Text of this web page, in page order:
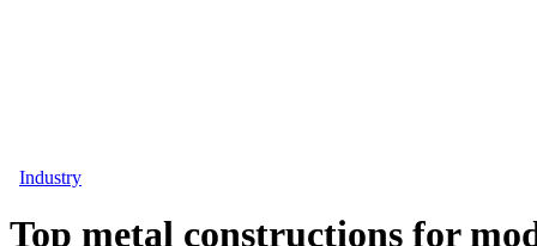
Industry
Top metal constructions for